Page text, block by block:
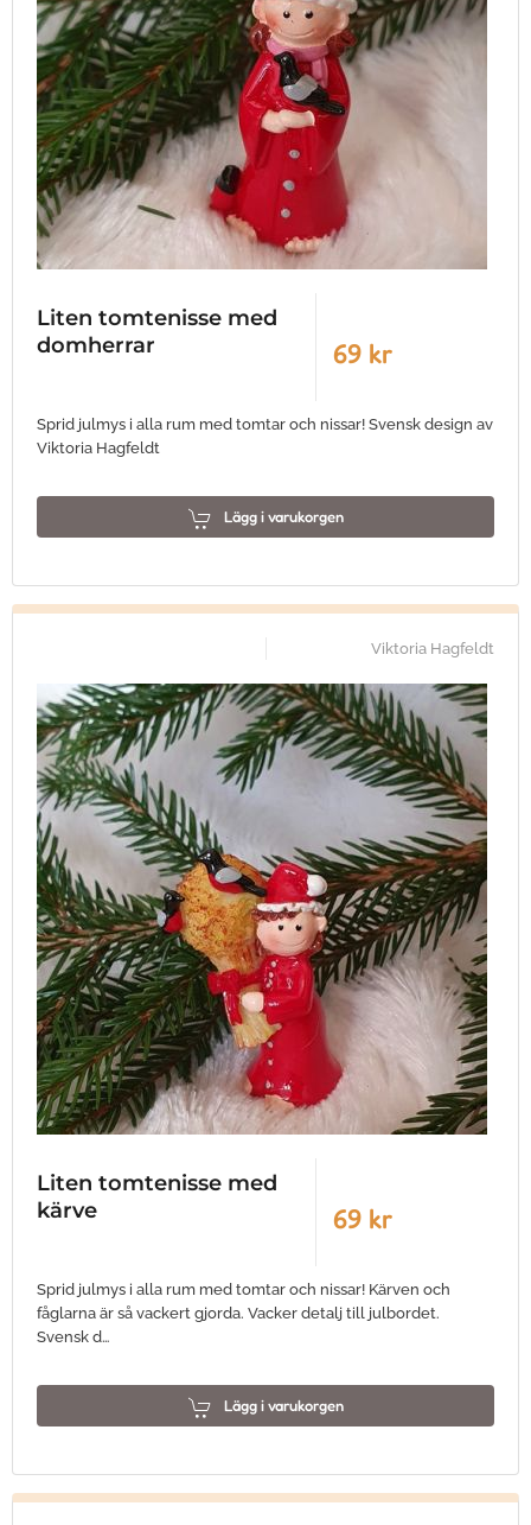
Liten tomtenisse med
domherrar
69 kr
Sprid julmys i alla rum med tomtar och nissar! Svensk design av
Viktoria Hagfeldt
Lägg i varukorgen
Viktoria Hagfeldt
Liten tomtenisse med
kärve
69 kr
Sprid julmys i alla rum med tomtar och nissar! Kärven och
fåglarna är så vackert gjorda. Vacker detalj till julbordet.
Svensk d…
Lägg i varukorgen